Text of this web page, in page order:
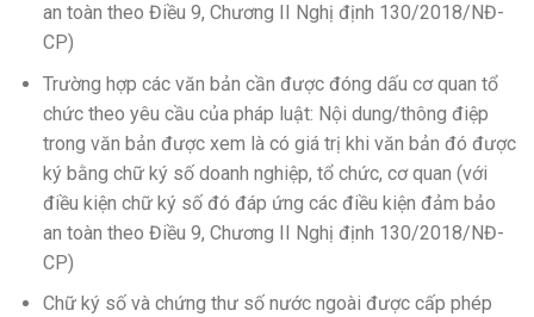
an toàn theo Điều 9, Chương II Nghị định 130/2018/NĐ-
CP)
Trường hợp các văn bản cần được đóng dấu cơ quan tổ
chức theo yêu cầu của pháp luật: Nội dung/thông điệp
trong văn bản được xem là có giá trị khi văn bản đó được
ký bằng chữ ký số doanh nghiệp, tổ chức, cơ quan (với
điều kiện chữ ký số đó đáp ứng các điều kiện đảm bảo
an toàn theo Điều 9, Chương II Nghị định 130/2018/NĐ-
CP)
Chữ ký số và chứng thư số nước ngoài được cấp phép